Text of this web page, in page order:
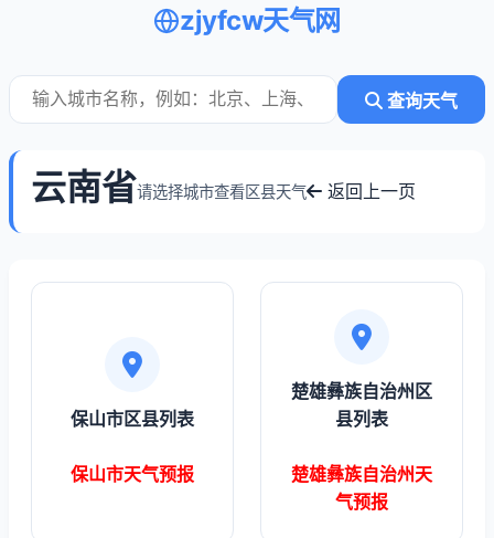
zjyfcw天气网
查询天气
云南省请选择城市查看区县天气 返回上一页
保山市区县列表
保山市天气预报
楚雄彝族自治州区
县列表
楚雄彝族自治州天
气预报